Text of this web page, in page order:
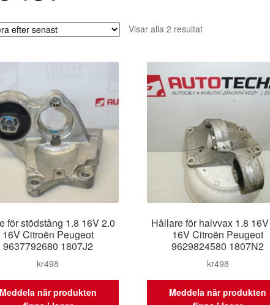
Visar alla 2 resultatSortera
för stödstång 1.8 16V 2.0
16V Citroën Peugeot
9637792680 1807J2
kr498
Meddela när produkten
Hållare för halvvax 1.8
16V Citroën Peugeot
9629824580 1807N2
kr498
Meddela när produkten